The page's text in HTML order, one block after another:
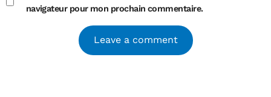
navigateur pour mon prochain commentaire.